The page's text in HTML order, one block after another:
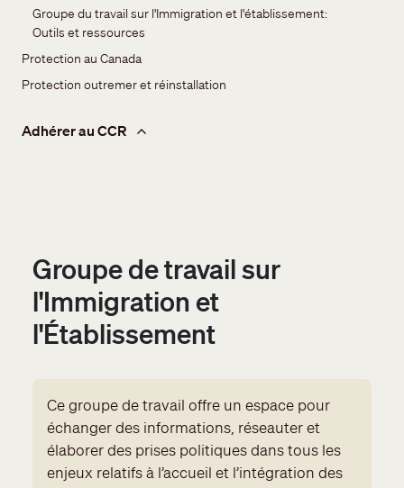
Groupe de travail sur
l'Immigration et
l'Établissement
Ce groupe de travail offre un espace pour
échanger des informations, réseauter et
élaborer des prises politiques dans tous les
enjeux relatifs à l’accueil et l’intégration des
Groupe du travail sur l'Immigration et l'établissement:
Outils et ressources
Protection au Canada
Protection outremer et réinstallation
Adhérer au CCR